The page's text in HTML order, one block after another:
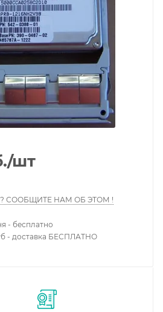
/шт
СООБЩИТЕ НАМ ОБ ЭТОМ !
- бесплатно
- доставка БЕСПЛАТНО